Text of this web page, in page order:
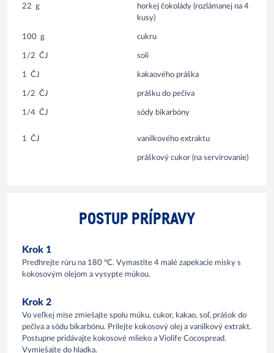
22 g
horkej čokolády (rozlámanej na 4
kusy)
100 g cukru
1/2 ČJ soli
1 ČJ kakaového práška
1/2 ČJ prášku do pečiva
1/4 ČJ sódy bikarbóny
1 ČJ vanilkového extraktu
práškový cukor (na servírovanie)
POSTUP PRÍPRAVY
Krok 1
Predhrejte rúru na 180 °C. Vymastite 4 malé zapekacie misky s
kokosovým olejom a vysypte múkou.
Krok 2
Vo veľkej mise zmiešajte spolu múku, cukor, kakao, soľ, prášok do
pečiva a sódu bikarbónu. Prilejte kokosový olej a vanilkový extrakt.
Postupne pridávajte kokosové mlieko a Violife Cocospread.
Vymiešajte do hladka.